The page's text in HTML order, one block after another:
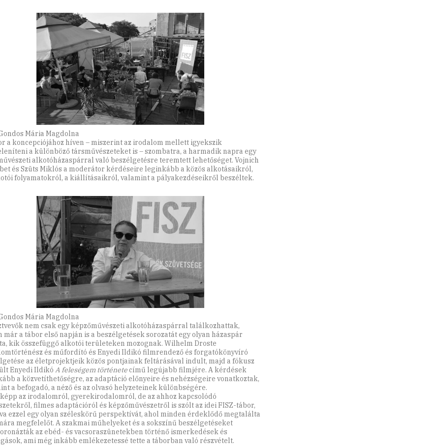
Mária Magdolna
a koncepciójához híven – miszerint az irodalom mellett igyekszik
a különböző társművészeteket is – szombatra, a harmadik napra egy
alkotóházaspárral való beszélgetésre teremtett lehetőséget. Vojnich
és Szüts Miklós a moderátor kérdéseire leginkább a közös alkotásaikról,
folyamatokról, a kiállításaikról, valamint a pályakezdéseikről beszéltek.
Mária Magdolna
nem csak egy képzőművészeti alkotóházaspárral találkozhattak,
már a tábor első napján is a beszélgetések sorozatát egy olyan házaspár
kik összefüggő alkotói területeken mozognak. Wilhelm Droste
és műfordító és Enyedi Ildikó filmrendező és forgatókönyvíró
az életprojektjeik közös pontjainak feltárásával indult, majd a fókusz
Enyedi Ildikó A feleségem történetecímű legújabb filmjére. A kérdések
a közvetíthetőségre, az adaptáció előnyeire és nehézségeire vonatkoztak,
a befogadó, a néző és az olvasó helyzeteinek különbségére.
az irodalomról, gyerekirodalomról, de az ahhoz kapcsolódó
filmes adaptációról és képzőművészetről is szólt az idei FISZ-tábor,
ezzel egy olyan széleskörű perspektívát, ahol minden érdeklődő megtalálta
megfelelőt. A szakmai műhelyeket és a sokszínű beszélgetéseket
az ebéd- és vacsoraszünetekben történő ismerkedések és
ami még inkább emlékezetessé tette a táborban való részvételt.